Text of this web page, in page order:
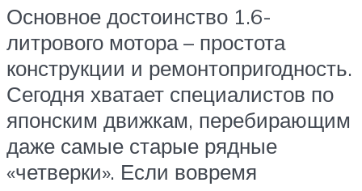
Основное достоинство 1.6-
литрового мотора – простота
конструкции и ремонтопригодность.
Сегодня хватает специалистов по
японским движкам, перебирающим
даже самые старые рядные
«четверки». Если вовремя